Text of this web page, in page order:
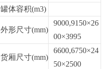
罐体容积(m3)
外形尺寸(mm)
9000,9150×26
00×3995
货厢尺寸(mm)
6600,6750×24
50×2500